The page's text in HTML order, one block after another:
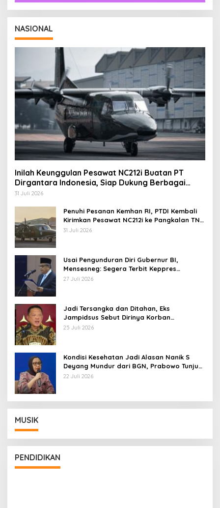
NASIONAL
Inilah Keunggulan Pesawat NC212i Buatan PT
Dirgantara Indonesia, Siap Dukung Berbagai
Operasi TNI
31 Juli 2026
Penuhi Pesanan Kemhan RI, PTDI Kembali
Kirimkan Pesawat NC212i ke Pangkalan TNI
AU
31 Juli 2026
Usai Pengunduran Diri Gubernur BI,
Mensesneg: Segera Terbit Keppres
Pemberhentian dengan Hormat
27 Juli 2026
Jadi Tersangka dan Ditahan, Eks
Jampidsus Sebut Dirinya Korban
Kriminalisasi
25 Juli 2026
Kondisi Kesehatan Jadi Alasan Nanik S
Deyang Mundur dari BGN, Prabowo Tunjuk
Wamentan Sudaryono
22 Juli 2026
MUSIK
PENDIDIKAN